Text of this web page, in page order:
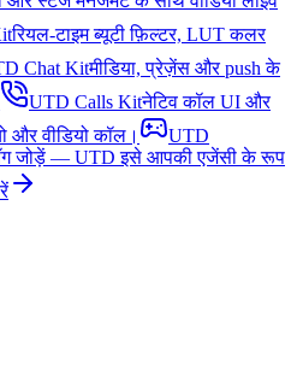
रियल-टाइम ब्यूटी फ़िल्टर, LUT कलर
Chat Kitमीडिया, प्रेज़ेंस और push के
UTD Calls Kitनेटिव कॉल UI और
और वीडियो कॉल।
UTD
जोड़ें — UTD इसे आपकी एजेंसी के रूप